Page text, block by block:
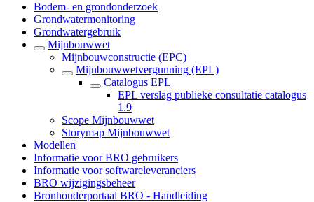
Bodem- en grondonderzoek
Grondwatermonitoring
Grondwatergebruik
Mijnbouwwet
Mijnbouwconstructie (EPC)
Mijnbouwwetvergunning (EPL)
Catalogus EPL
EPL verslag publieke consultatie catalogus
1.9
Scope Mijnbouwwet
Storymap Mijnbouwwet
Modellen
Informatie voor BRO gebruikers
Informatie voor softwareleveranciers
BRO wijzigingsbeheer
Bronhouderportaal BRO - Handleiding